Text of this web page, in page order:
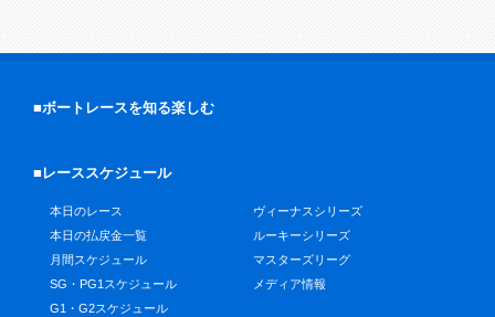
■ボートレースを知る楽しむ
■レーススケジュール
本日のレース
本日の払戻金一覧
月間スケジュール
SG・PG1スケジュール
G1・G2スケジュール
ヴィーナスシリーズ
ルーキーシリーズ
マスターズリーグ
メディア情報